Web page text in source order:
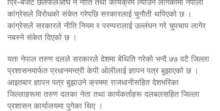
कांग्रेसले विरोधको संकेत गरेपछि सरकारलाई चुनौती थपिएको छ ।
कांग्रेसले सरकारले नीति नियम र परम्परालाई उल्लंघन गरे चुपचाप लागेर
नबस्ने संकेत दिएको छ ।
यता नेपाल तरुण दलले सरकारले देशमा बेथिति गरेको भन्दै ७७ वटै जिल्ला
प्रशासनमार्फत प्रधानमन्त्री केपी ओलीलाई ज्ञापन पत्र बुझाएको छ ।
आइतबार ज्ञापन पत्र बुझाउने क्रममा राजधानीसहित देशभरिका
जिल्लाहरूमा तरुण दलका नेता तथा कार्यकर्ताहरू दलबलसहित जिल्ला
प्रशासन कार्यालयमा पुगेका थिए ।